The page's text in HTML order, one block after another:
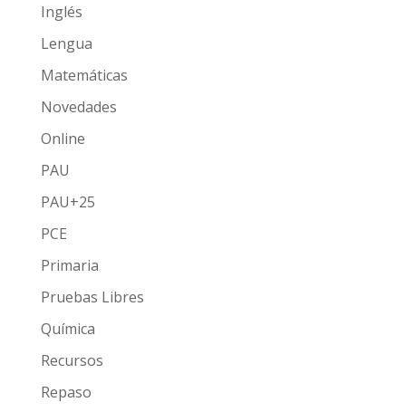
Inglés
Lengua
Matemáticas
Novedades
Online
PAU
PAU+25
PCE
Primaria
Pruebas Libres
Química
Recursos
Repaso